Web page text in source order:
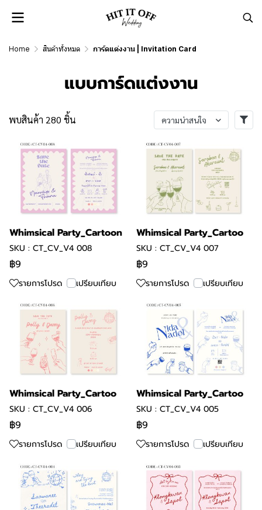
Home สินค้าทั้งหมด การ์ดแต่งงาน | Invitation Card
แบบการ์ดแต่งงาน
พบสินค้า 280 ชิ้น ความน่าสนใจ
Whimsical Party_Cartoon
SKU : CT_CV_V4 008
฿9
รายการโปรด เปรียบเทียบ
Whimsical Party_Cartoo
SKU : CT_CV_V4 007
฿9
รายการโปรด เปรียบเทียบ
Whimsical Party_Cartoo
SKU : CT_CV_V4 006
฿9
รายการโปรด เปรียบเทียบ
Whimsical Party_Cartoo
SKU : CT_CV_V4 005
฿9
รายการโปรด เปรียบเทียบ